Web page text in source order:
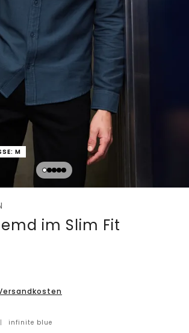
M
im Slim Fit
| infinite blue